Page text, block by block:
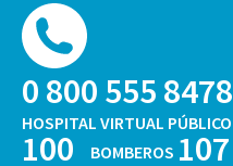
0 800 555 8478
HOSPITAL VIRTUAL PÚBLICO
100 BOMBEROS 107